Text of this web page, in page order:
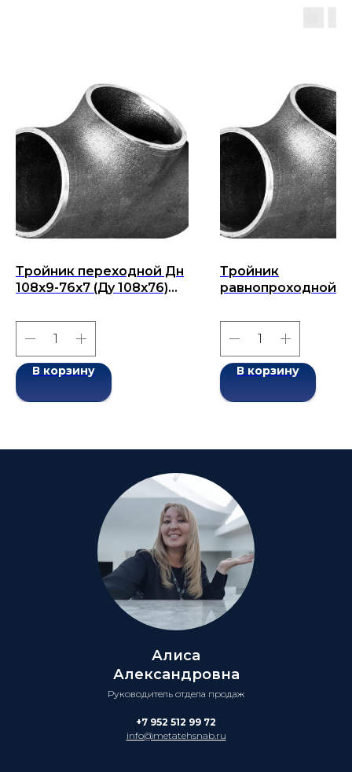
Тройник переходной Дн
108x9-76х7 (Ду 108x76)
2001
В корзину
Тройник
равнопроходной
бесшовный ГОСТ
2001
В корзину
Алиса
Александровна
Руководитель отдела продаж
+7 952 512 99 72
info@metatehsnab.ru